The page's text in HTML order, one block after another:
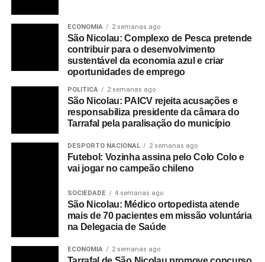
ECONOMIA 2 semanas ago
São Nicolau: Complexo de Pesca pretende
contribuir para o desenvolvimento
sustentável da economia azul e criar
oportunidades de emprego
POLITICA 2 semanas ago
São Nicolau: PAICV rejeita acusações e
responsabiliza presidente da câmara do
Tarrafal pela paralisação do município
DESPORTO NACIONAL 2 semanas ago
Futebol: Vozinha assina pelo Colo Colo e
vai jogar no campeão chileno
SOCIEDADE 4 semanas ago
São Nicolau: Médico ortopedista atende
mais de 70 pacientes em missão voluntária
na Delegacia de Saúde
ECONOMIA 2 semanas ago